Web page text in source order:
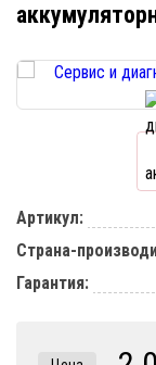
Артикул:
Страна-
Гарантия: